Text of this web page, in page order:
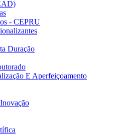
- CEPRU
Duração
E Aperfeiçoamento